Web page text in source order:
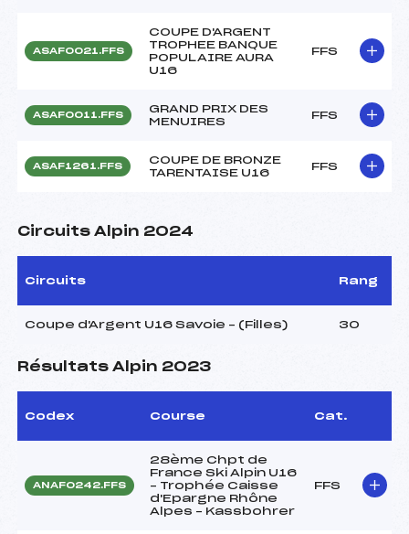
ASAF0021.FFS
COUPE D'ARGENT
TROPHEE BANQUE
POPULAIRE AURA
U16
FFS
ASAF0011.FFS
GRAND PRIX DES
MENUIRES
FFS
ASAF1261.FFS
COUPE DE BRONZE
TARENTAISE U16
FFS
Circuits Alpin 2024
Circuits Rang
Coupe d'Argent U16 Savoie – (Filles) 30
Résultats Alpin 2023
Codex Course Cat.
ANAF0242.FFS
28ème Chpt de
France Ski Alpin U16
– Trophée Caisse
d'Epargne Rhône
Alpes – Kassbohrer
FFS